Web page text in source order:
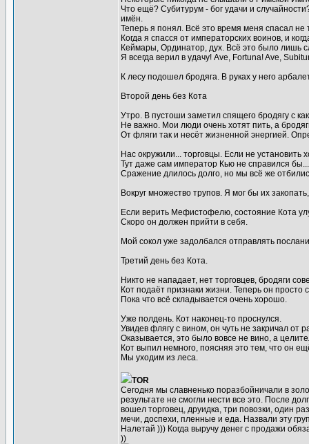
Что ещё? Субитурум - бог удачи и
имён.
Теперь я понял. Всё это время меня спасал не
Когда я спасся от императорских воинов, и
Кеймары, Ординатор, дух. Всё это было лишь
Я всегда верил в удачу! Ave, Fortuna! Ave,
К лесу подошел бродяга. В руках у него
Второй день без Кота
Утро. В пустоши заметил спящего бродягу с
Не важно. Мои люди очень хотят пить, а
От фляги так и несёт жизненной энергией.
Нас окружили... торговцы. Если не
Тут даже сам император Кью не справился бы...
Сражение длилось долго, но мы всё же
Вокруг множество трупов. Я мог бы их
Если верить Мефистофелю, состояние Кота
Скоро он должен прийти в себя.
Мой сокол уже задолбался отправлять
Третий день без Кота.
Никто не нападает, нет торговцев, бродяги
Кот подаёт признаки жизни. Теперь он просто
Пока что всё складывается очень хорошо.
Уже полдень. Кот наконец-то проснулся.
Увидев флягу с вином, он чуть не закричал от
Оказывается, это было вовсе не вино, а
Кот выпил немного, поясняя это тем, что он
Мы уходим из леса.
TOR
Сегодня мы славненько поразбойничали в
результате не смогли нести все это. После
вошел торговец, друидка, три повозки, один
мечи, доспехи, пленные и еда. Назвали эту
Налетай ))) Когда выручу денег с продажи
))